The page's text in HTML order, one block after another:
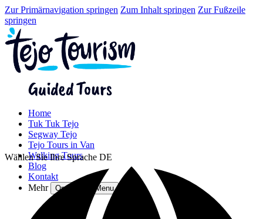
Zur Primärnavigation springen Zum Inhalt springen Zur Fußzeile
springen
Home
Tuk Tuk Tejo
Segway Tejo
Tejo Tours in Van
Walking Tours
Blog
Kontakt
Mehr
Open More Menu
Wählen Sie Ihre Sprache DE